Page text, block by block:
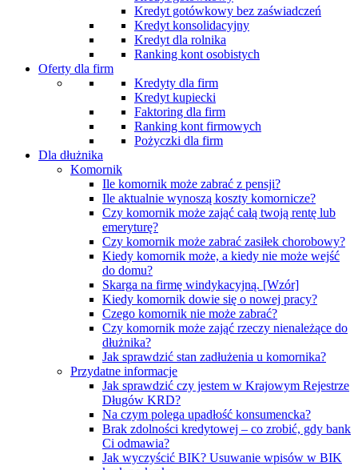
Kredyt gotówkowy bez zaświadczeń
Kredyt konsolidacyjny
Kredyt dla rolnika
Ranking kont osobistych
Oferty dla firm
Kredyty dla firm
Kredyt kupiecki
Faktoring dla firm
Ranking kont firmowych
Pożyczki dla firm
Dla dłużnika
Komornik
Ile komornik może zabrać z pensji?
Ile aktualnie wynoszą koszty komornicze?
Czy komornik może zająć całą twoją rentę lub
emeryturę?
Czy komornik może zabrać zasiłek chorobowy?
Kiedy komornik może, a kiedy nie może wejść
do domu?
Skarga na firmę windykacyjną. [Wzór]
Kiedy komornik dowie się o nowej pracy?
Czego komornik nie może zabrać?
Czy komornik może zająć rzeczy nienależące do
dłużnika?
Jak sprawdzić stan zadłużenia u komornika?
Przydatne informacje
Jak sprawdzić czy jestem w Krajowym Rejestrze
Długów KRD?
Na czym polega upadłość konsumencka?
Brak zdolności kredytowej – co zrobić, gdy bank
Ci odmawia?
Jak wyczyścić BIK? Usuwanie wpisów w BIK